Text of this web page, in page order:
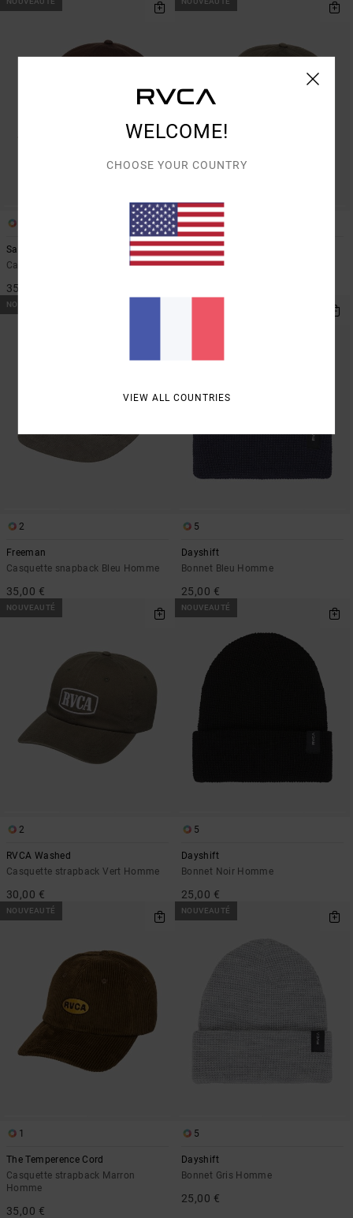
Sanctum
Casquette Dad Marron Homme
35,00 €
1
Mad Local
Casquette strapback Vert Homme
NOUVEAUTÉ
2
Freeman
Casquette snapback Bleu Homme
35,00 €
5
Dayshift
Bonnet Bleu Homme
25,00 €
NOUVEAUTÉ
2
RVCA Washed
Casquette strapback Vert Homme
30,00 €
NOUVEAUTÉ
5
Dayshift
Bonnet Noir Homme
25,00 €
NOUVEAUTÉ
1
The Temperence Cord
Casquette strapback Marron
Homme
35,00 €
NOUVEAUTÉ
5
Dayshift
Bonnet Gris Homme
25,00 €
WELCOME!
CHOOSE YOUR COUNTRY
VIEW ALL COUNTRIES